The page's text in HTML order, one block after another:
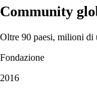
Community
Oltre 90 paesi, milioni di
Fondazione
2016